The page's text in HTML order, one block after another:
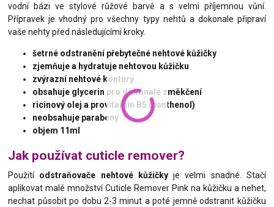
vodní bázi ve stylové růžové barvě a s velmi příjemnou vůní.
Přípravek je vhodný pro všechny typy nehtů a dokonale připraví
vaše nehty před následujícími kroky.
šetrné odstranění přebytečné nehtové kůžičky
zjemňuje a hydratuje nehtovou kůžičku
zvýrazní nehtové kontury
obsahuje glycerin pro dokonalé změkčení
ricinový olej a provitamin B5 (panthenol)
neobsahuje parabeny
objem 11ml
Jak používat cuticle remover?
Použití odstraňovače nehtové kůžičkyje velmi snadné. Stačí
aplikovat malé množství Cuticle Remover Pink na kůžičku a nehet,
nechat působit po dobu 2-3 minut a poté jemně odstranit kůžičku